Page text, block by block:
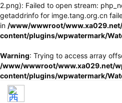
2.png): Failed to open stream:
getaddrinfo for imge.tang.org.cn
in /www/wwwroot/
content/plugins/wpwatermark/
Warning: Trying to access array
/www/wwwroot/www.xa029.net/
content/plugins/wpwatermark/